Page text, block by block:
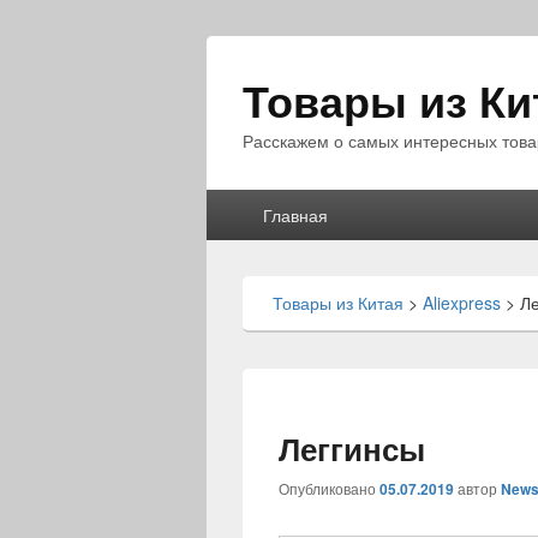
Товары из
Расскажем о самых интересных
Главная
Товары из Китая > Aliexpress >
Леггинсы
Опубликовано 05.07.2019автор